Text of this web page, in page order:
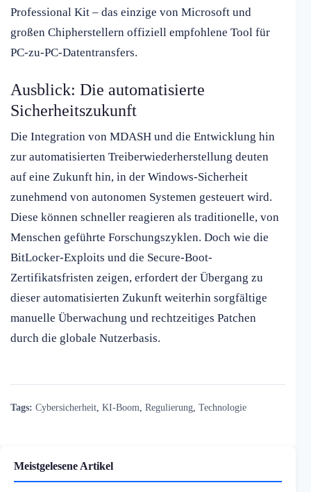
Professional Kit – das einzige von Microsoft und
großen Chipherstellern offiziell empfohlene Tool für
PC-zu-PC-Datentransfers.
Ausblick: Die automatisierte
Sicherheitszukunft
Die Integration von MDASH und die Entwicklung hin
zur automatisierten Treiberwiederherstellung deuten
auf eine Zukunft hin, in der Windows-Sicherheit
zunehmend von autonomen Systemen gesteuert wird.
Diese können schneller reagieren als traditionelle, von
Menschen geführte Forschungszyklen. Doch wie die
BitLocker-Exploits und die Secure-Boot-
Zertifikatsfristen zeigen, erfordert der Übergang zu
dieser automatisierten Zukunft weiterhin sorgfältige
manuelle Überwachung und rechtzeitiges Patchen
durch die globale Nutzerbasis.
Tags: Cybersicherheit KI-Boom Regulierung Technologie
Meistgelesene Artikel